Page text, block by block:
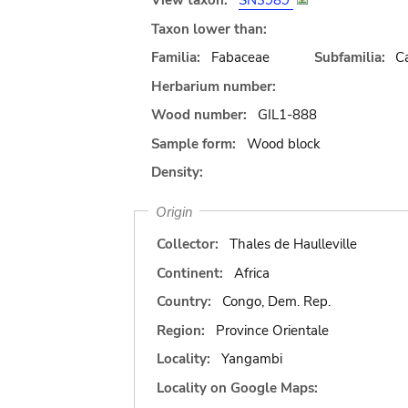
Taxon lower than:
Familia:
Fabaceae Subfamilia:
Herbarium number:
Wood number:
GIL1-888
Sample form:
Wood block
Density:
Origin
Collector:
Thales de Haulleville
Continent:
Africa
Country:
Congo, Dem. Rep.
Region:
Province Orientale
Locality:
Yangambi
Locality on Google Maps: